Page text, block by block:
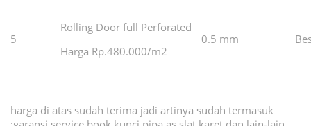
5
Rolling Door full Perforated
Harga Rp.480.000/m2
0.5 mm
harga di atas sudah terima jadi artinya sudah termasuk